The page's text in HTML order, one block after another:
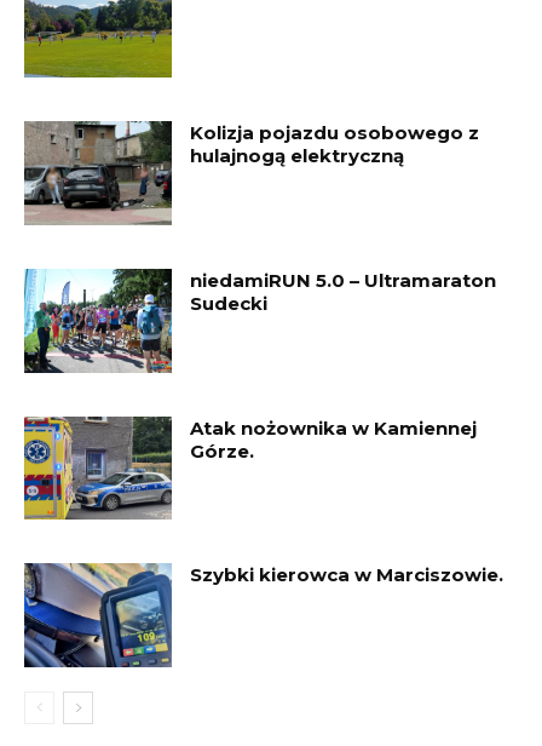
Kolizja pojazdu osobowego z
hulajnogą elektryczną
niedamiRUN 5.0 – Ultramaraton
Sudecki
Atak nożownika w Kamiennej
Górze.
Szybki kierowca w Marciszowie.